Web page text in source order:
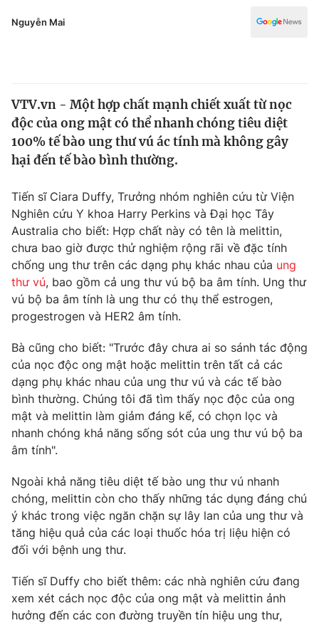
Xã hội
Y tế
Thế giới
Thế giới đó đây
Câu chuyện quốc tế
Kinh tế
Tài chính
Thị trường
Góc doanh nghiệp
Dữ liệu và đời sống
Truyền hình
Phim VTV
Nhân vật
Khán giả
Giải sao mai
Giải trí
Điện ảnh
Âm nhạc
Sao
Đời sống
Du lịch
Làm đẹp
Chất lượng cuộc sống
Giáo dục
Tuyển sinh
Công nghệ
Hitech Công nghệ tương lai
Sản phẩm
Thị trường
Giao lưu trực tuyến
Lịch phát sóng
Chuyên mục khác
Emagazine Podcast
Văn hóa - Giải trí
Giáo dục
Nguyễn Mai
VTV.vn - Một hợp chất mạnh chiết xuất từ ​​nọc
độc của ong mật có thể nhanh chóng tiêu diệt
100% tế bào ung thư vú ác tính mà không gây
hại đến tế bào bình thường.
Tiến sĩ Ciara Duffy, Trưởng nhóm nghiên cứu từ Viện
Nghiên cứu Y khoa Harry Perkins và Đại học Tây
Australia cho biết: Hợp chất này có tên là melittin,
chưa bao giờ được thử nghiệm rộng rãi về đặc tính
chống ung thư trên các dạng phụ khác nhau của ung
thư vú, bao gồm cả ung thư vú bộ ba âm tính. Ung thư
vú bộ ba âm tính là ung thư có thụ thể estrogen,
progestrogen và HER2 âm tính.
Bà cũng cho biết: "Trước đây chưa ai so sánh tác động
của nọc độc ong mật hoặc melittin trên tất cả các
dạng phụ khác nhau của ung thư vú và các tế bào
bình thường. Chúng tôi đã tìm thấy nọc độc của ong
mật và melittin làm giảm đáng kể, có chọn lọc và
nhanh chóng khả năng sống sót của ung thư vú bộ ba
âm tính".
Ngoài khả năng tiêu diệt tế bào ung thư vú nhanh
chóng, melittin còn cho thấy những tác dụng đáng chú
ý khác trong việc ngăn chặn sự lây lan của ung thư và
tăng hiệu quả của các loại thuốc hóa trị liệu hiện có
đối với bệnh ung thư.
Tiến sĩ Duffy cho biết thêm: các nhà nghiên cứu đang
xem xét cách nọc độc của ong mật và melittin ảnh
hưởng đến các con đường truyền tín hiệu ung thư,